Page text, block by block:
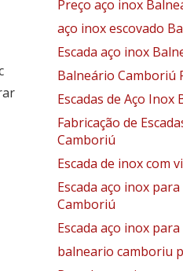
Preço aço inox
aço inox escovado
Escada aço inox
Balneário Camboriú
Escadas de Aço
Fabricação de
Camboriú
Escada de inox com
Escada aço inox
Camboriú
Escada aço inox
balneario camboriu